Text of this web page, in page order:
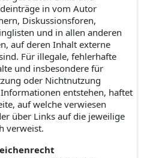
in vom Autor
Diskussionsforen,
und in allen anderen
auf deren Inhalt externe
Für illegale, fehlerhafte
und insbesondere für
oder Nichtnutzung
entstehen, haftet
auf welche verwiesen
über Links auf die jeweilige
verweist.